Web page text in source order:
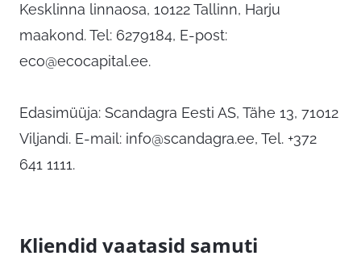
Kesklinna linnaosa, 10122 Tallinn, Harju
maakond. Tel: 6279184, E-post:
eco@ecocapital.ee.
Edasimüüja: Scandagra Eesti AS, Tähe 13, 71012
Viljandi. E-mail: info@scandagra.ee, Tel. +372
641 1111.
Kliendid vaatasid samuti